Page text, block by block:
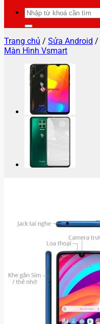
Tìm
kiếm:
Trang chủ / Sửa Android /
Màn Hình Vsmart